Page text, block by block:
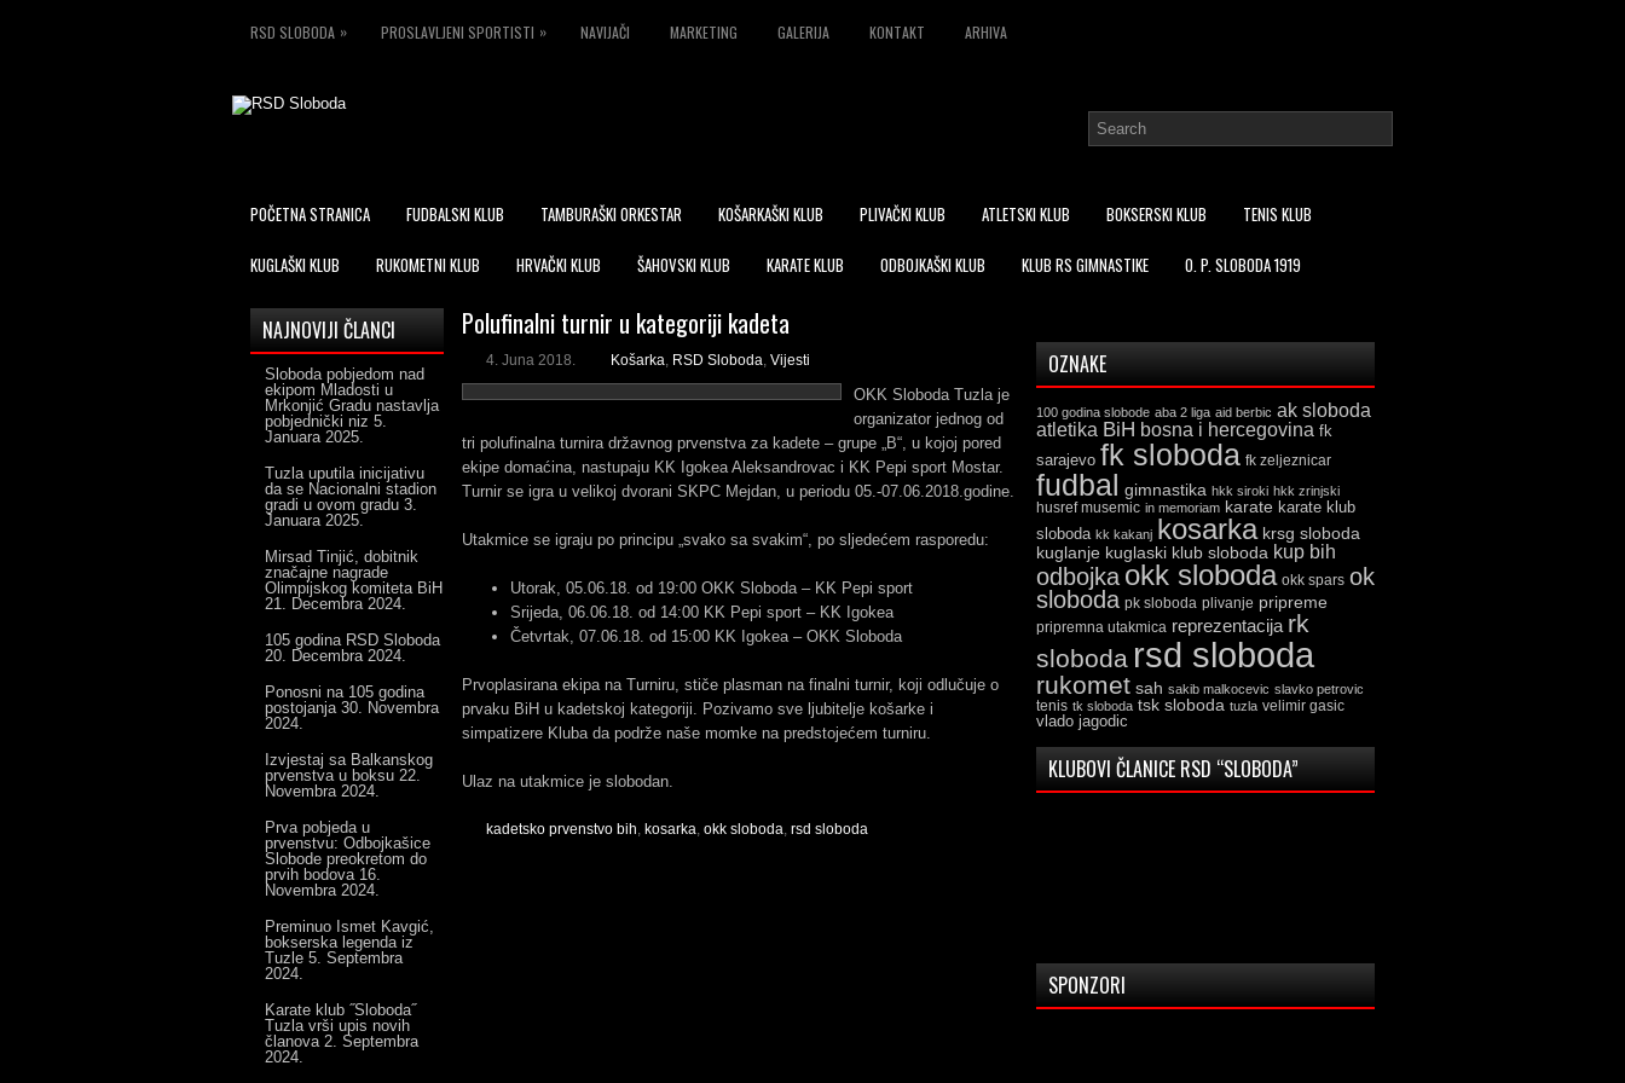
RSD SLOBODA » PROSLAVLJENI SPORTISTI » NAVIJAČI MARKETING GALERIJA KONTAKT ARHIVA
POČETNA STRANICA FUDBALSKI KLUB TAMBURAŠKI ORKESTAR KOŠARKAŠKI KLUB PLIVAČKI KLUB ATLETSKI KLUB BOKSERSKI KLUB TENIS KLUB
KUGLAŠKI KLUB RUKOMETNI KLUB HRVAČKI KLUB ŠAHOVSKI KLUB KARATE KLUB ODBOJKAŠKI KLUB KLUB RS GIMNASTIKE O. P. SLOBODA 1919
Polufinalni turnir u kategoriji kadeta
4. Juna 2018. Košarka, RSD Sloboda, Vijesti
OKK Sloboda Tuzla je
organizator jednog od
tri polufinalna turnira državnog prvenstva za kadete – grupe „B“, u kojoj pored
ekipe domaćina, nastupaju KK Igokea Aleksandrovac i KK Pepi sport Mostar.
Turnir se igra u velikoj dvorani SKPC Mejdan, u periodu 05.-07.06.2018.godine.
Utakmice se igraju po principu „svako sa svakim“, po sljedećem rasporedu:
Utorak, 05.06.18. od 19:00 OKK Sloboda – KK Pepi sport
Srijeda, 06.06.18. od 14:00 KK Pepi sport – KK Igokea
Četvrtak, 07.06.18. od 15:00 KK Igokea – OKK Sloboda
Prvoplasirana ekipa na Turniru, stiče plasman na finalni turnir, koji odlučuje o
prvaku BiH u kadetskoj kategoriji. Pozivamo sve ljubitelje košarke i
simpatizere Kluba da podrže naše momke na predstojećem turniru.
Ulaz na utakmice je slobodan.
kadetsko prvenstvo bih, kosarka, okk sloboda, rsd sloboda
NAJNOVIJI ČLANCI
Sloboda pobjedom nad
ekipom Mladosti u
Mrkonjić Gradu nastavlja
pobjednički niz 5.
Januara 2025.
Tuzla uputila inicijativu
da se Nacionalni stadion
gradi u ovom gradu 3.
Januara 2025.
Mirsad Tinjić, dobitnik
značajne nagrade
Olimpijskog komiteta BiH
21. Decembra 2024.
105 godina RSD Sloboda
20. Decembra 2024.
Ponosni na 105 godina
postojanja 30. Novembra
2024.
Izvjestaj sa Balkanskog
prvenstva u boksu 22.
Novembra 2024.
Prva pobjeda u
prvenstvu: Odbojkašice
Slobode preokretom do
prvih bodova 16.
Novembra 2024.
Preminuo Ismet Kavgić,
bokserska legenda iz
Tuzle 5. Septembra
2024.
Karate klub ˝Sloboda˝
Tuzla vrši upis novih
članova 2. Septembra
2024.
OZNAKE
100 godina slobode aba 2 liga aid berbic ak sloboda
atletika BiH bosna i hercegovina fk
sarajevo fk sloboda fk zeljeznicar
fudbal gimnastika hkk siroki hkk zrinjski
husref musemic in memoriam karate karate klub
sloboda kk kakanj kosarka krsg sloboda
kuglanje kuglaski klub sloboda kup bih
odbojka okk sloboda okk spars ok
sloboda pk sloboda plivanje pripreme
pripremna utakmica reprezentacija rk
sloboda rsd sloboda
rukomet sah sakib malkocevic slavko petrovic
tenis tk sloboda tsk sloboda tuzla velimir gasic
vlado jagodic
KLUBOVI ČLANICE RSD “SLOBODA”
SPONZORI